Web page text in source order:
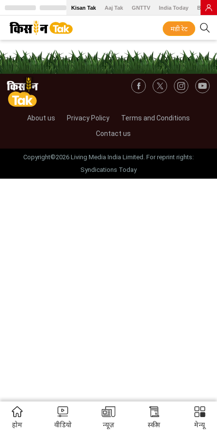
Kisan Tak Aaj Tak GNTTV India Today BT
मंडी रेट
About us Privacy Policy
Terms and Conditions
Contact us
Copyright©2026 Living Media India Limited. For reprint rights:
Syndications Today
होम वीडियो न्यूज़ स्कीम मेन्यू